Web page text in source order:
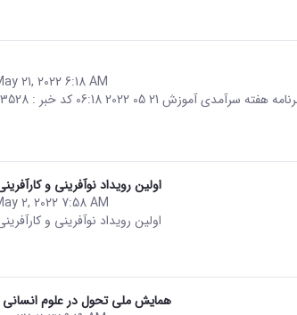
comes from the Persian version of this content.
21, 2022 6:18 AM
اولین رویداد نوآفرینی و
comes from the Persian version of this content.
2, 2022 7:58 AM
اولین رویداد نوآفرینی و
همایش ملی تحول در علوم